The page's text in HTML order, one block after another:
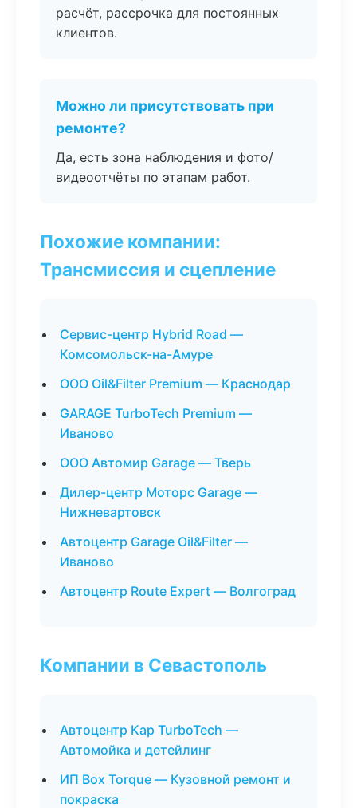
расчёт, рассрочка для постоянных
клиентов.
Можно ли присутствовать при
ремонте?
Да, есть зона наблюдения и фото/
видеоотчёты по этапам работ.
Похожие компании:
Трансмиссия и сцепление
Сервис-центр Hybrid Road —
Комсомольск-на-Амуре
ООО Oil&Filter Premium — Краснодар
GARAGE TurboTech Premium —
Иваново
ООО Автомир Garage — Тверь
Дилер-центр Моторс Garage —
Нижневартовск
Автоцентр Garage Oil&Filter —
Иваново
Автоцентр Route Expert — Волгоград
Компании в Севастополь
Автоцентр Кар TurboTech —
Автомойка и детейлинг
ИП Box Torque — Кузовной ремонт и
покраска